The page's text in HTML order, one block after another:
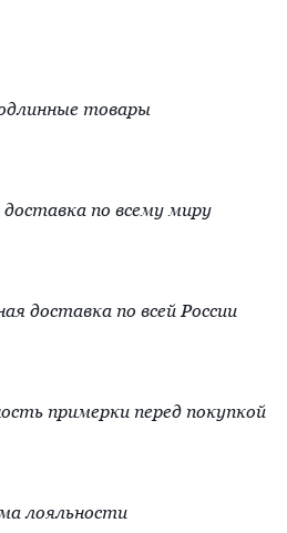
товары
по всему миру
доставка по всей России
примерки перед покупкой
лояльности